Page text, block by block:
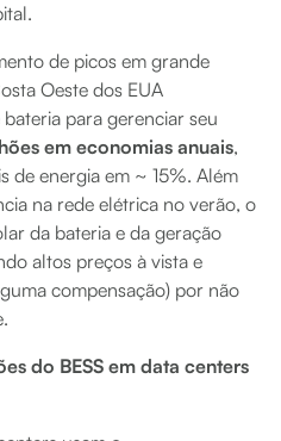
de picos em grande
Oeste dos EUA
para gerenciar seu
em economias anuais,
de energia em ~ 15%. Além
na rede elétrica no verão, o
da bateria e da geração
altos preços à vista e
compensação) por não
do BESS em data centers